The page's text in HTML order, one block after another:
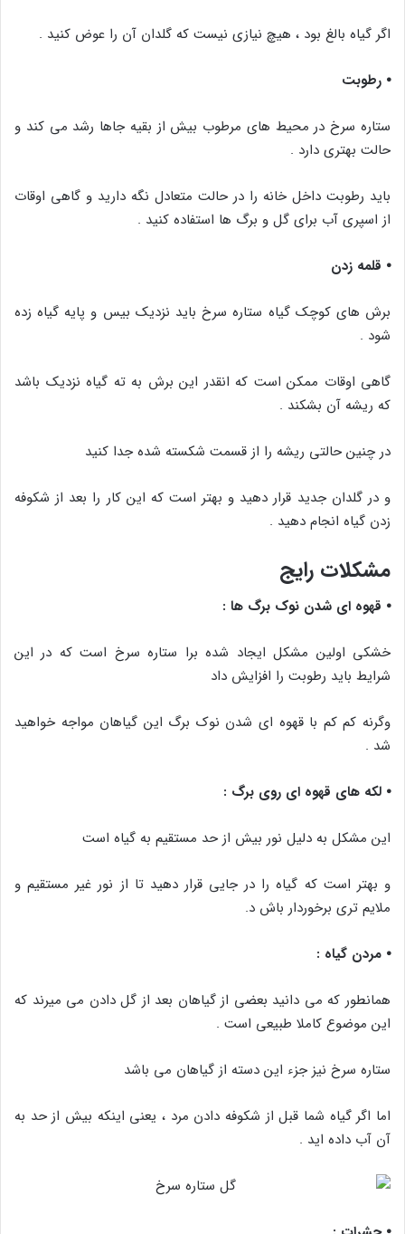
اگر گیاه بالغ بود ، هیچ نیازی نیست که گلدان آن را عوض کنید .
⦁ رطوبت
ستاره سرخ در محیط های مرطوب بیش از بقیه جاها رشد می کند و
حالت بهتری دارد .
باید رطوبت داخل خانه را در حالت متعادل نگه دارید و گاهی اوقات
از اسپری آب برای گل و برگ ها استفاده کنید .
⦁ قلمه زدن
برش های کوچک گیاه ستاره سرخ باید نزدیک بیس و پایه گیاه زده
شود .
گاهی اوقات ممکن است که انقدر این برش به ته گیاه نزدیک باشد
که ریشه آن بشکند .
در چنین حالتی ریشه را از قسمت شکسته شده جدا کنید
و در گلدان جدید قرار دهید و بهتر است که این کار را بعد از شکوفه
زدن گیاه انجام دهید .
مشکلات رایج
⦁ قهوه ای شدن نوک برگ ها :
خشکی اولین مشکل ایجاد شده برا ستاره سرخ است که در این
شرایط باید رطوبت را افزایش داد
وگرنه کم کم با قهوه ای شدن نوک برگ این گیاهان مواجه خواهید
شد .
⦁ لکه های قهوه ای روی برگ :
این مشکل به دلیل نور بیش از حد مستقیم به گیاه است
و بهتر است که گیاه را در جایی قرار دهید تا از نور غیر مستقیم و
ملایم تری برخوردار باش د.
⦁ مردن گیاه :
همانطور که می دانید بعضی از گیاهان بعد از گل دادن می میرند که
این موضوع کاملا طبیعی است .
ستاره سرخ نیز جزء این دسته از گیاهان می باشد
اما اگر گیاه شما قبل از شکوفه دادن مرد ، یعنی اینکه بیش از حد به
آن آب داده اید .